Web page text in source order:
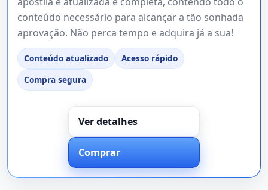
conteúdo necessário para alcançar a tão sonhada
aprovação. Não perca tempo e adquira já a sua!
Conteúdo atualizado
Acesso rápido
Compra segura
Ver detalhes
Comprar